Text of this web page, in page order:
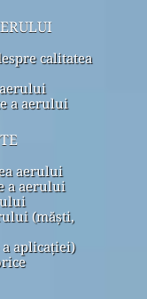
calitatea
a aerului
aerului
a aerului
(măști,
aplicației)